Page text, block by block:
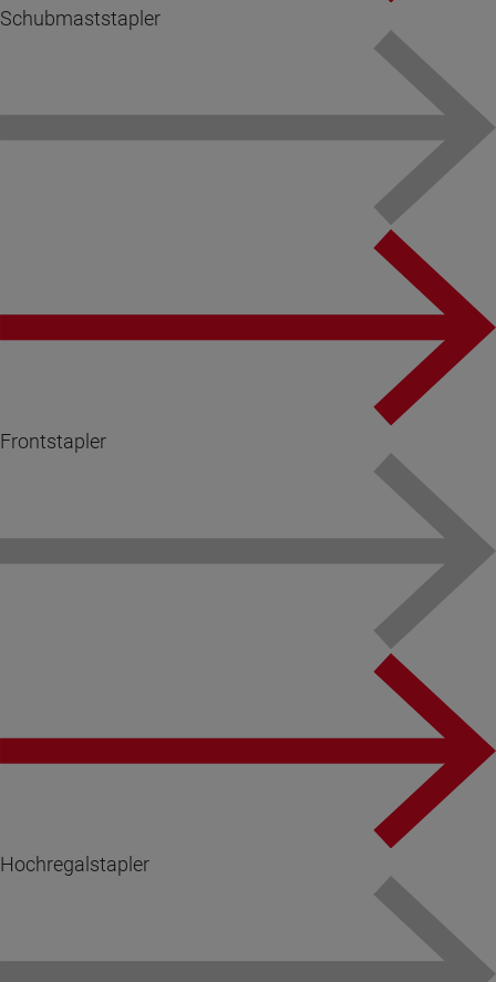
Schubmaststapler
Frontstapler
Hochregalstapler